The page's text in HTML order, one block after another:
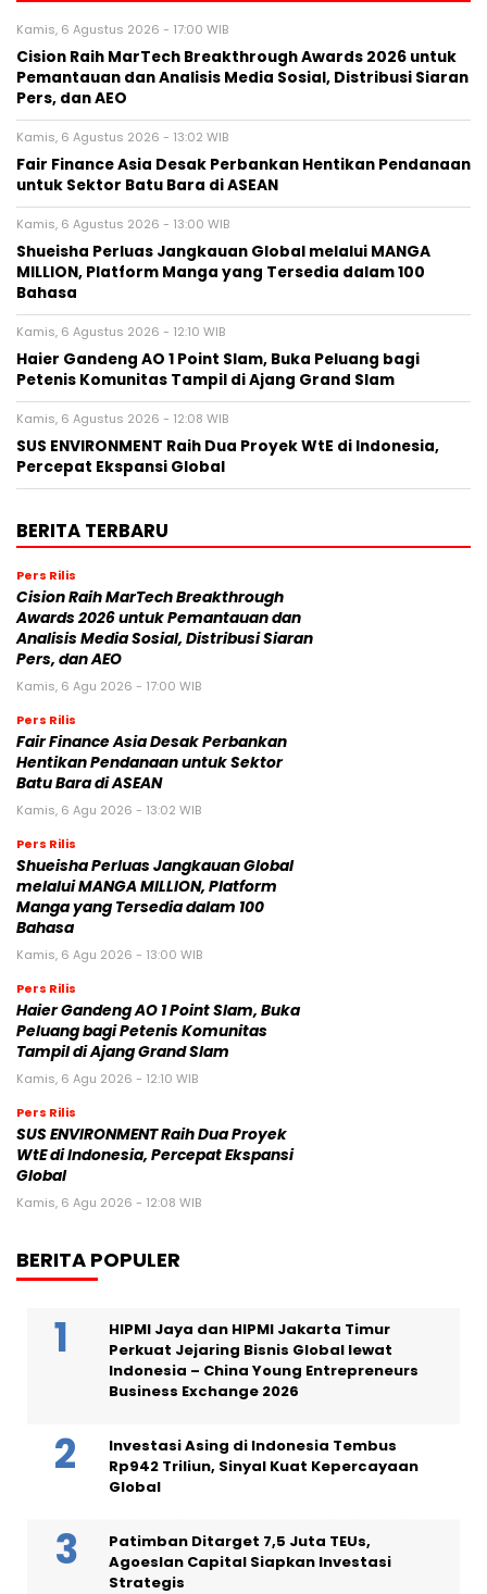
Kamis, 6 Agustus 2026 - 17:00 WIB
Cision Raih MarTech Breakthrough Awards 2026 untuk
Pemantauan dan Analisis Media Sosial, Distribusi Siaran
Pers, dan AEO
Kamis, 6 Agustus 2026 - 13:02 WIB
Fair Finance Asia Desak Perbankan Hentikan Pendanaan
untuk Sektor Batu Bara di ASEAN
Kamis, 6 Agustus 2026 - 13:00 WIB
Shueisha Perluas Jangkauan Global melalui MANGA
MILLION, Platform Manga yang Tersedia dalam 100
Bahasa
Kamis, 6 Agustus 2026 - 12:10 WIB
Haier Gandeng AO 1 Point Slam, Buka Peluang bagi
Petenis Komunitas Tampil di Ajang Grand Slam
Kamis, 6 Agustus 2026 - 12:08 WIB
SUS ENVIRONMENT Raih Dua Proyek WtE di Indonesia,
Percepat Ekspansi Global
BERITA TERBARU
Pers Rilis
Cision Raih MarTech Breakthrough
Awards 2026 untuk Pemantauan dan
Analisis Media Sosial, Distribusi Siaran
Pers, dan AEO
Kamis, 6 Agu 2026 - 17:00 WIB
Pers Rilis
Fair Finance Asia Desak Perbankan
Hentikan Pendanaan untuk Sektor
Batu Bara di ASEAN
Kamis, 6 Agu 2026 - 13:02 WIB
Pers Rilis
Shueisha Perluas Jangkauan Global
melalui MANGA MILLION, Platform
Manga yang Tersedia dalam 100
Bahasa
Kamis, 6 Agu 2026 - 13:00 WIB
Pers Rilis
Haier Gandeng AO 1 Point Slam, Buka
Peluang bagi Petenis Komunitas
Tampil di Ajang Grand Slam
Kamis, 6 Agu 2026 - 12:10 WIB
Pers Rilis
SUS ENVIRONMENT Raih Dua Proyek
WtE di Indonesia, Percepat Ekspansi
Global
Kamis, 6 Agu 2026 - 12:08 WIB
BERITA POPULER
HIPMI Jaya dan HIPMI Jakarta Timur
Perkuat Jejaring Bisnis Global lewat
Indonesia – China Young Entrepreneurs
Business Exchange 2026
Investasi Asing di Indonesia Tembus
Rp942 Triliun, Sinyal Kuat Kepercayaan
Global
Patimban Ditarget 7,5 Juta TEUs,
Agoeslan Capital Siapkan Investasi
Strategis